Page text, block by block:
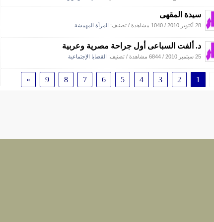
سيدة المقهى
28 أكتوبر 2010 / 1040 مشاهدة / تصنيف: المرأة المهمشة
د. ألفت السباعى أول جراحة مصرية وعربية
25 سبتمبر 2010 / 6844 مشاهدة / تصنيف: القضايا الإجتماعية
1
2
3
4
5
6
7
8
9
»